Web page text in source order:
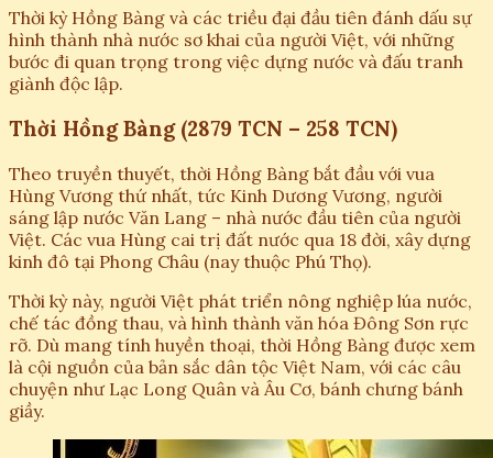
Thời kỳ Hồng Bàng và các triều đại đầu tiên đánh dấu sự
hình thành nhà nước sơ khai của người Việt, với những
bước đi quan trọng trong việc dựng nước và đấu tranh
giành độc lập.
Thời Hồng Bàng (2879 TCN – 258 TCN)
Theo truyền thuyết, thời Hồng Bàng bắt đầu với vua
Hùng Vương thứ nhất, tức Kinh Dương Vương, người
sáng lập nước Văn Lang – nhà nước đầu tiên của người
Việt. Các vua Hùng cai trị đất nước qua 18 đời, xây dựng
kinh đô tại Phong Châu (nay thuộc Phú Thọ).
Thời kỳ này, người Việt phát triển nông nghiệp lúa nước,
chế tác đồng thau, và hình thành văn hóa Đông Sơn rực
rỡ. Dù mang tính huyền thoại, thời Hồng Bàng được xem
là cội nguồn của bản sắc dân tộc Việt Nam, với các câu
chuyện như Lạc Long Quân và Âu Cơ, bánh chưng bánh
giầy.